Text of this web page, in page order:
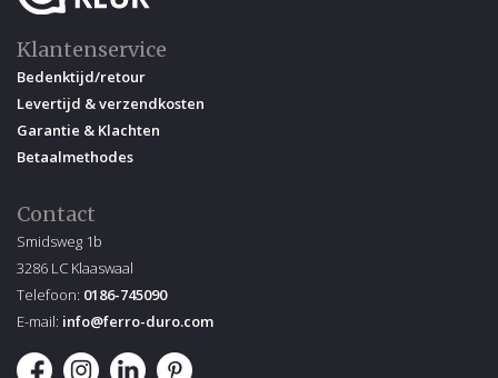
Klantenservice
Bedenktijd/retour
Levertijd & verzendkosten
Garantie & Klachten
Betaalmethodes
Contact
Smidsweg 1b
3286 LC Klaaswaal
Telefoon: 0186-745090
E-mail: info@ferro-duro.com